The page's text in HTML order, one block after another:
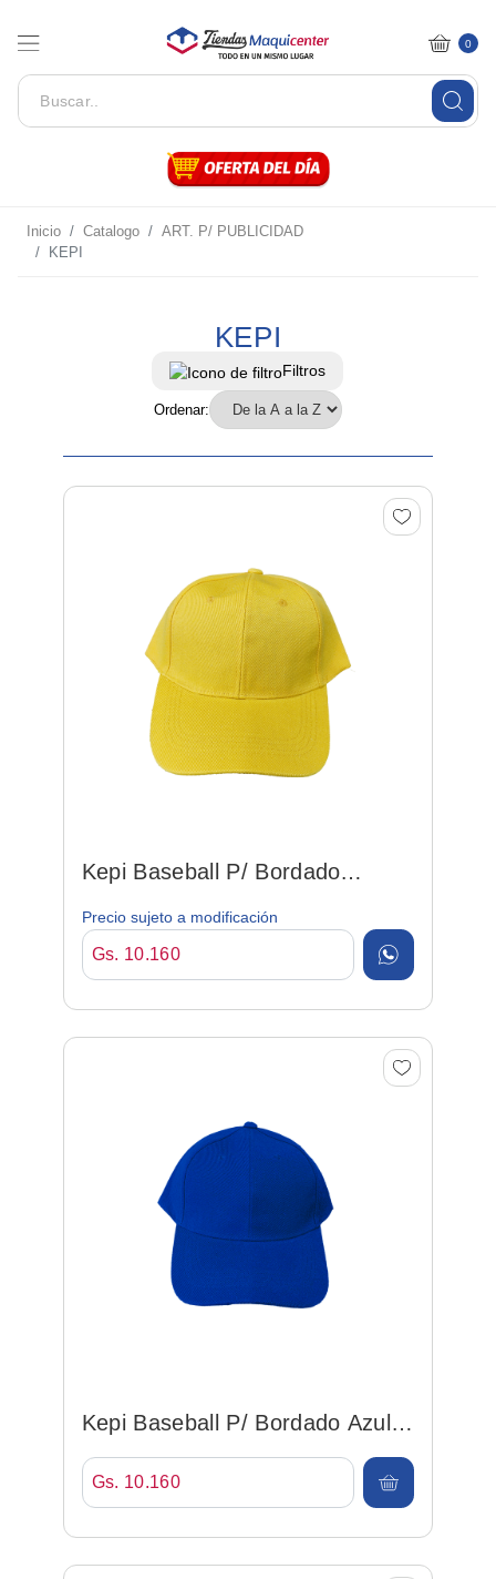
0
Inicio Catalogo
ART. P/ PUBLICIDAD
KEPI
KEPI
Filtros
Ordenar:
Kepi Baseball P/ Bordado
Precio sujeto a modificación
Gs. 10.160
Kepi Baseball P/ Bordado Azul
Francia
Gs. 10.160